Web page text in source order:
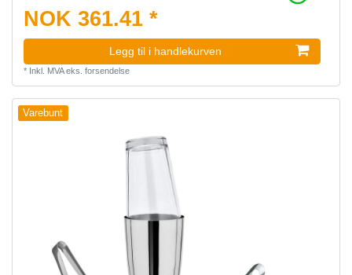
NOK 361.41 *
Legg til i handlekurven
* Inkl. MVAeks. forsendelse
Varebunt